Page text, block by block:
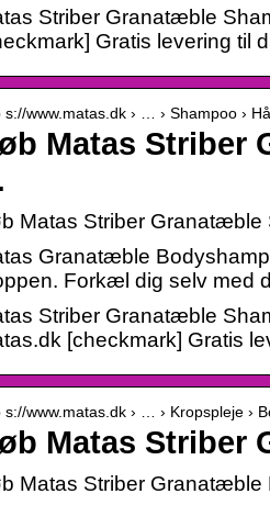
Striber Granatæble
Gratis levering til
s://www.matas.dk › … › Shampoo ›
Matas Striber
Matas Striber Granatæble
Granatæble
Forkæl dig selv
Striber Granatæble
[checkmark] Gratis
s://www.matas.dk › … › Kropspleje ›
Matas Striber
Matas Striber